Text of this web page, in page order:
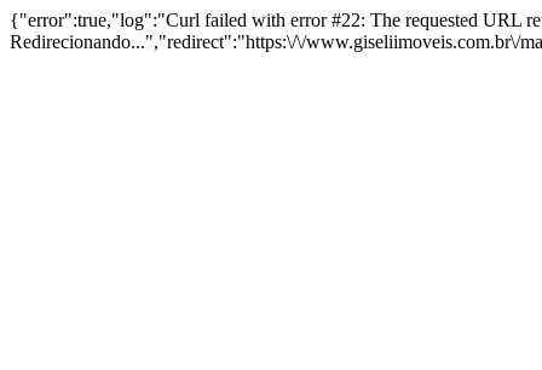
{"error":true,"log":"Curl failed with error #22: The requested URL
Redirecionando...","redirect":"https:\/\/www.giseliimoveis.com.br\/